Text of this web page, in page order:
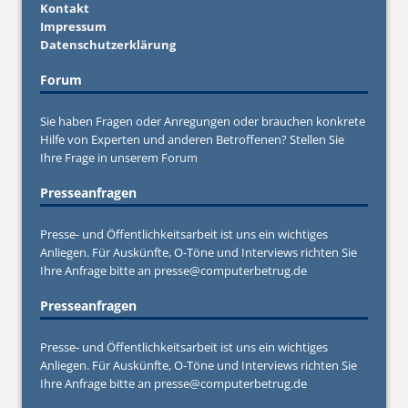
Kontakt
Impressum
Datenschutzerklärung
Forum
Sie haben Fragen oder Anregungen oder brauchen konkrete
Hilfe von Experten und anderen Betroffenen? Stellen Sie
Ihre Frage in unserem Forum
Presseanfragen
Presse- und Öffentlichkeitsarbeit ist uns ein wichtiges
Anliegen. Für Auskünfte, O-Töne und Interviews richten Sie
Ihre Anfrage bitte an presse@computerbetrug.de
Presseanfragen
Presse- und Öffentlichkeitsarbeit ist uns ein wichtiges
Anliegen. Für Auskünfte, O-Töne und Interviews richten Sie
Ihre Anfrage bitte an presse@computerbetrug.de